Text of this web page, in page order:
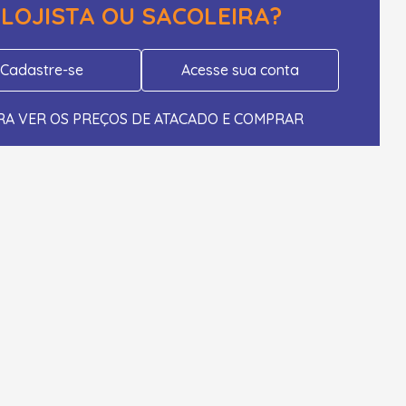
LOJISTA OU SACOLEIRA?
Cadastre-se Acesse sua conta
VER OS PREÇOS DE ATACADO E COMPRAR